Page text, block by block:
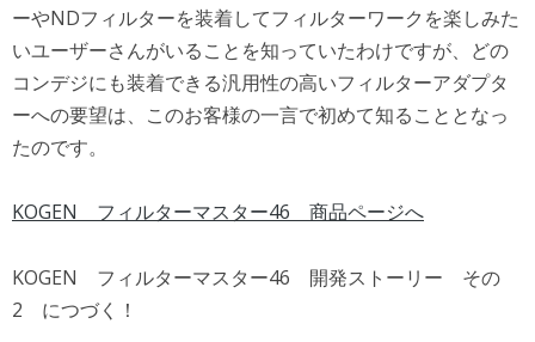
ーやNDフィルターを装着してフィルターワークを楽しみた
いユーザーさんがいることを知っていたわけですが、どの
コンデジにも装着できる汎用性の高いフィルターアダプタ
ーへの要望は、このお客様の一言で初めて知ることとなっ
たのです。
KOGEN フィルターマスター46 商品ページへ
KOGEN フィルターマスター46 開発ストーリー その
2 につづく！